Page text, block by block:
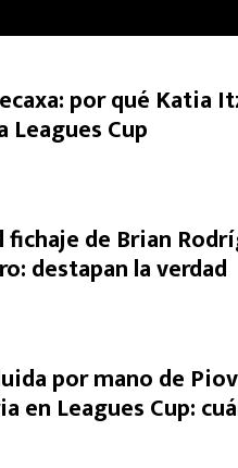
por qué Katia
Cup
fichaje de Brian
destapan la verdad
por mano de
en Leagues Cup: